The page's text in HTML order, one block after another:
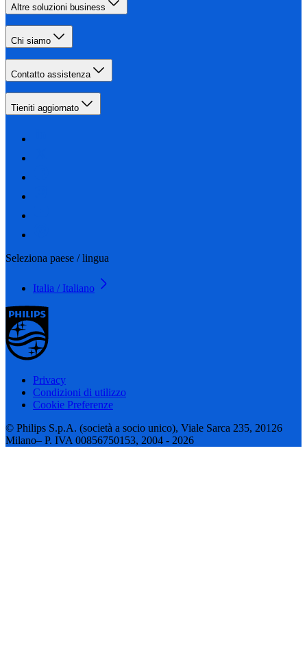
Altre soluzioni business
Chi siamo
Contatto assistenza
Tieniti aggiornato
Seleziona paese / lingua
Italia / Italiano
Privacy
Condizioni di utilizzo
Cookie Preferenze
© Philips S.p.A. (società a socio unico), Viale Sarca 235, 20126
Milano– P. IVA 00856750153, 2004 - 2026